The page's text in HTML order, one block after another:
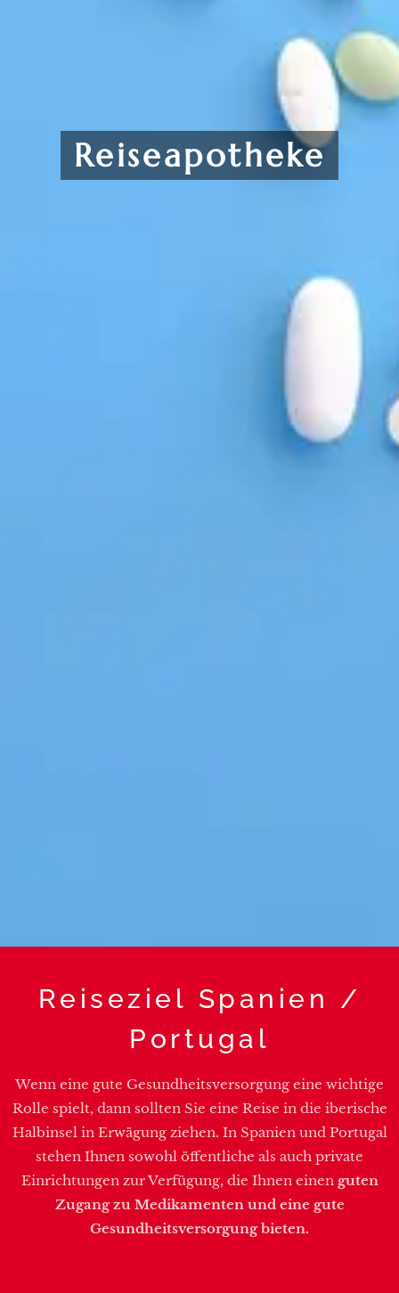
Reiseapotheke
Reiseziel Spanien /
Portugal
Wenn eine gute Gesundheitsversorgung eine wichtige
Rolle spielt, dann sollten Sie eine Reise in die iberische
Halbinsel in Erwägung ziehen. In Spanien und Portugal
stehen Ihnen sowohl öffentliche als auch private
Einrichtungen zur Verfügung, die Ihnen einen guten
Zugang zu Medikamenten und eine gute
Gesundheitsversorgung bieten.